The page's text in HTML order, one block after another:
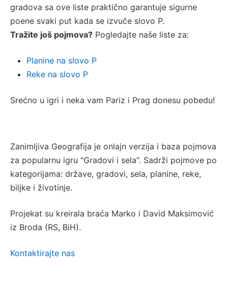
gradova sa ove liste praktično garantuje sigurne
poene svaki put kada se izvuče slovo P.
Tražite još pojmova? Pogledajte naše liste za:
Planine na slovo P
Reke na slovo P
Srećno u igri i neka vam Pariz i Prag donesu pobedu!
Zanimljiva Geografija je onlajn verzija i baza pojmova
za popularnu igru "Gradovi i sela". Sadrži pojmove po
kategorijama: države, gradovi, sela, planine, reke,
biljke i životinje.
Projekat su kreirala braća Marko i David Maksimović
iz Broda (RS, BiH).
Kontaktirajte nas